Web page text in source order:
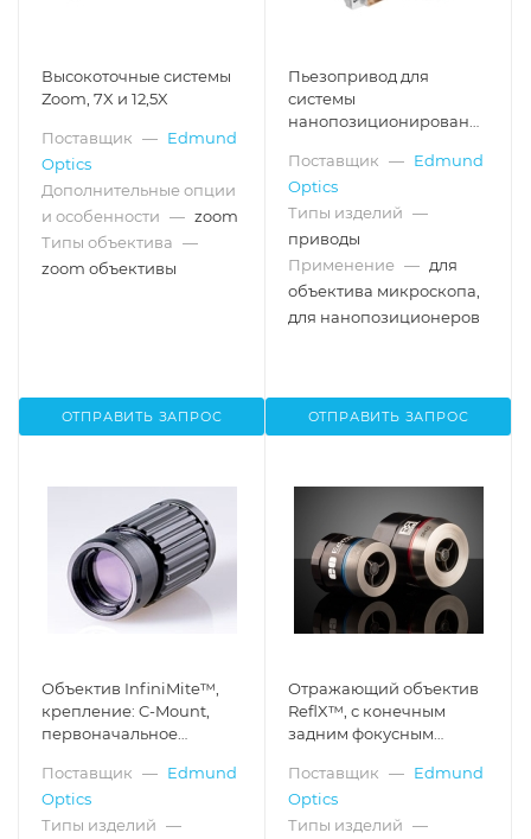
Высокоточные системы
Zoom, 7X и 12,5X
Поставщик — Edmund
Optics
Дополнительные опции
и особенности — zoom
Типы объектива —
zoom объективы
ОТПРАВИТЬ ЗАПРОС
Пьезопривод для
системы
нанопозиционирования
Поставщик — Edmund
Optics
Типы изделий —
приводы
Применение — для
объектива микроскопа,
для нанопозиционеров
ОТПРАВИТЬ ЗАПРОС
Объектив InfiniMite™,
крепление: C-Mount,
первоначальное
0.08X, рабочее
расстояние: 25-∞ мм
Поставщик — Edmund
Optics
Типы изделий —
Отражающий объектив
ReflX™, с конечным
задним фокусным
для: 150-11000 нм,
увеличение: 10X,
числовая апертура: 0.23
Поставщик — Edmund
Optics
Типы изделий —